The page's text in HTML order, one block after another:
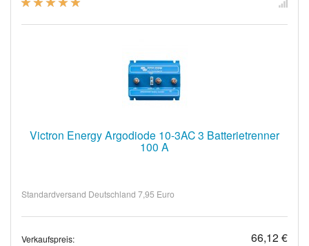
Victron Energy Argodiode 10-3AC 3 Batterietrenner
100 A
Standardversand Deutschland 7,95 Euro
Verkaufspreis: 66,12 €